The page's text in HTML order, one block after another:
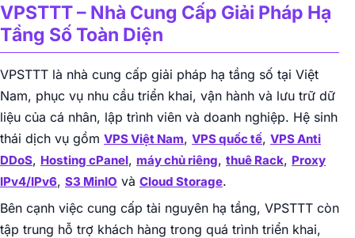
VPSTTT – Nhà Cung Cấp Giải Pháp Hạ
Tầng Số Toàn Diện
VPSTTT là nhà cung cấp giải pháp hạ tầng số tại Việt
Nam, phục vụ nhu cầu triển khai, vận hành và lưu trữ dữ
liệu của cá nhân, lập trình viên và doanh nghiệp. Hệ sinh
thái dịch vụ gồm VPS Việt Nam, VPS quốc tế, VPS Anti
DDoS, Hosting cPanel, máy chủ riêng, thuê Rack, Proxy
IPv4/IPv6, S3 MinIO và Cloud Storage.
Bên cạnh việc cung cấp tài nguyên hạ tầng, VPSTTT còn
tập trung hỗ trợ khách hàng trong quá trình triển khai,